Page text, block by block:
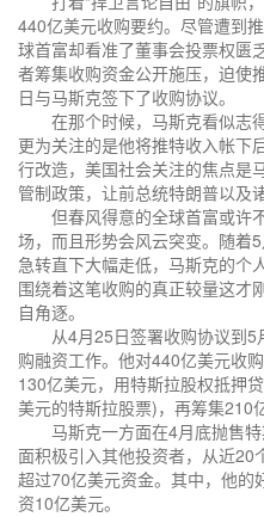
440亿美元收购要约。尽管遭到
球首富却看准了董事会投票权匮
者筹集收购资金公开施压，迫使
日与马斯克签下了收购协议。
在那个时候，马斯克看似志
更为关注的是他将推特收入帐下
行改造，美国社会关注的焦点是
管制政策，让前总统特朗普以及
但春风得意的全球首富或许
场，而且形势会风云突变。随着
急转直下大幅走低，马斯克的个
围绕着这笔收购的真正较量这才
自角逐。
从4月25日签署收购协议到5
购融资工作。他对440亿美元收
130亿美元，用特斯拉股权抵押
美元的特斯拉股票)，再筹集210
马斯克一方面在4月底抛售特
面积极引入其他投资者，从近20
超过70亿美元资金。其中，他的
资10亿美元。